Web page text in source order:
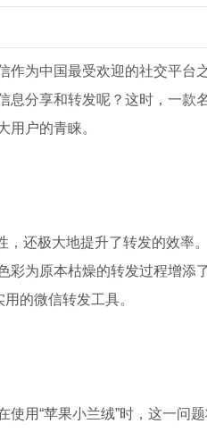
作为中国最受欢迎的社交平台
分享和转发呢？这时，一款
户的青睐。
，还极大地提升了转发的效率
彩为原本枯燥的转发过程增添
的微信转发工具。
用“苹果小兰绒”时，这一问